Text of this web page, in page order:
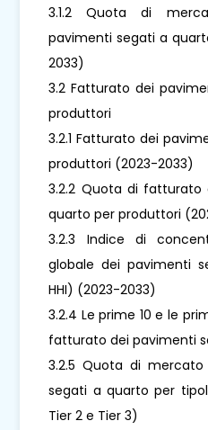
3.1.2 Quota di
pavimenti segati a
2033)
3.2 Fatturato dei
produttori
3.2.1 Fatturato dei
produttori (2023-2033)
3.2.2 Quota di
quarto per produttori
3.2.3 Indice di
globale dei pavimenti
HHI) (2023-2033)
3.2.4 Le prime 10 e le
fatturato dei pavimenti
3.2.5 Quota di
segati a quarto per
Tier 2 e Tier 3)